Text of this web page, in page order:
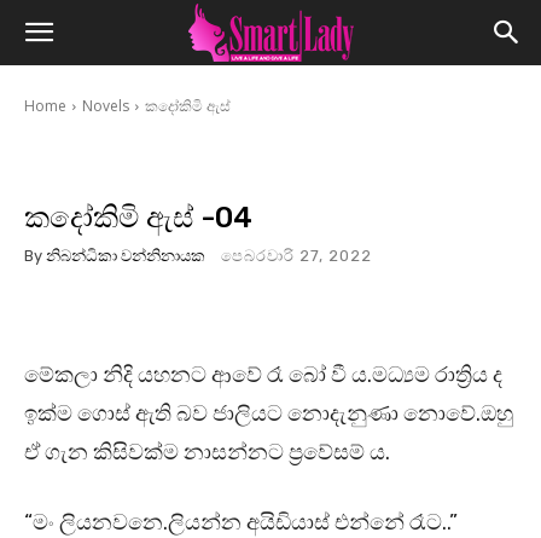
Home Novels කදෝකිමි ඇස්
කදෝකිමි ඇස් -04
By නිබන්ධිකා වන්නිනායක පෙබරවාරි 27, 2022
මේකලා නිදි යහනට ආවේ රෑ බෝ වී ය.මධ්‍යම රාත්‍රිය ද
ඉක්ම ගොස් ඇති බව ජාලියට නොදැනුණා නොවේ.ඔහු
ඒ ගැන කිසිවක්ම නාසන්නට ප්‍රවේසම් ය.
“මං ලියනවනෙ.ලියන්න අයිඩියාස් එන්නේ රෑට..”